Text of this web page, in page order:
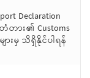
Declaration
ား၏ Customs
ားမှ သိရှိနိုင်ပါရန်